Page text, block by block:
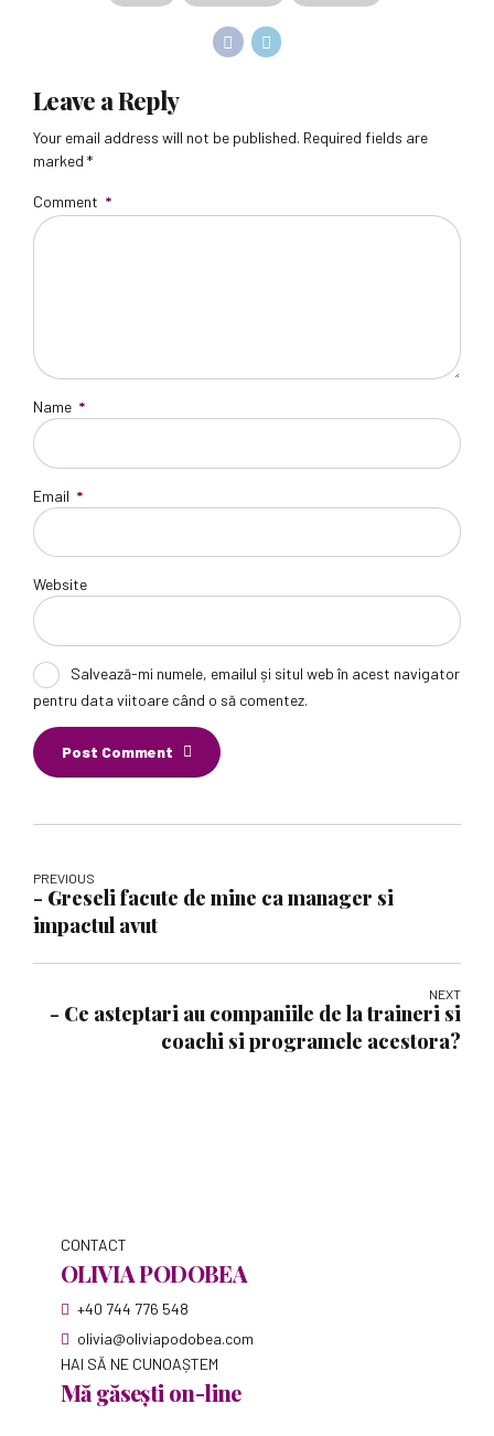
Leave a Reply
Your email address will not be published. Required fields are
marked *
Comment *
Name *
Email *
Website
Salvează-mi numele, emailul și situl web în acest navigator
pentru data viitoare când o să comentez.
Post Comment
PREVIOUS
- Greseli facute de mine ca manager si
impactul avut
NEXT
- Ce asteptari au companiile de la traineri si
coachi si programele acestora?
CONTACT
OLIVIA PODOBEA
+40 744 776 548
olivia@oliviapodobea.com
HAI SĂ NE CUNOAȘTEM
Mă găsești on-line